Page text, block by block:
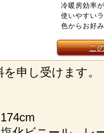
冷暖房効率
使いやすい
色からお好
こ
申し受けます。